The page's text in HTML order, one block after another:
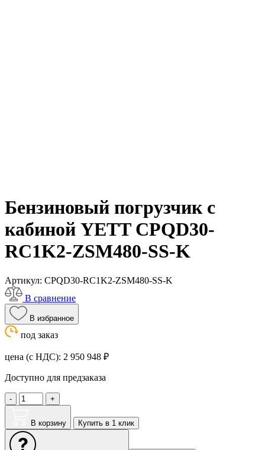
Бензиновый погрузчик с
кабиной YETT CPQD30-
RC1K2-ZSM480-SS-K
Артикул: CPQD30-RC1K2-ZSM480-SS-K
В сравнение
В избранное
под заказ
цена (с НДС): 2 950 948 ₽
Доступно для предзаказа
- +
В корзину Купить в 1 клик